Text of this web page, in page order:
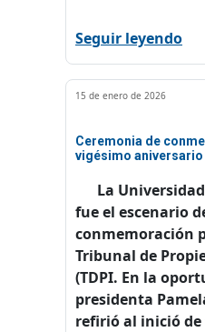
Seguir leyendo
15 de enero de 2026
Ceremonia de
vigésimo aniversario
La Universidad
fue el escenario
conmemoración
Tribunal de
(TDPI. En la
presidenta
refirió al inició